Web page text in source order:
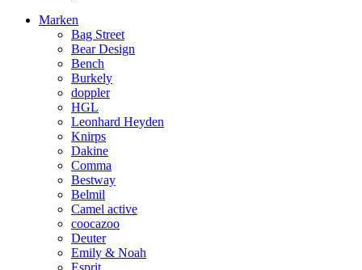
Marken
Bag Street
Bear Design
Bench
Burkely
doppler
HGL
Leonhard Heyden
Knirps
Dakine
Comma
Bestway
Belmil
Camel active
coocazoo
Deuter
Emily & Noah
Esprit